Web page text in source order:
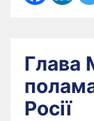
Глава
Росії